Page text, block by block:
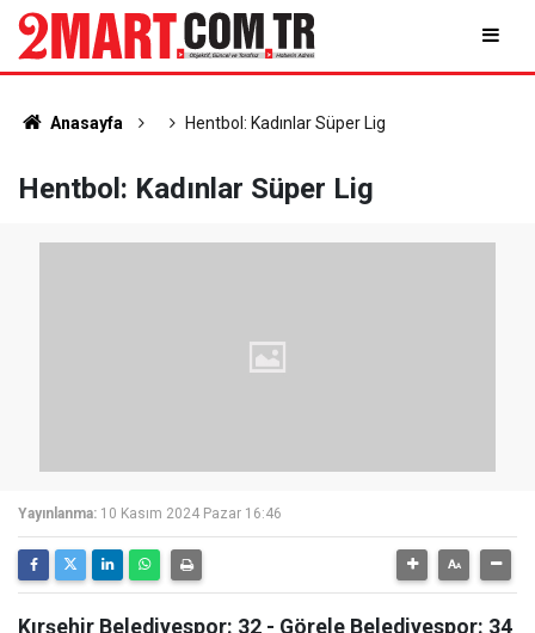
Anasayfa Hentbol: Kadınlar Süper Lig
Hentbol: Kadınlar Süper Lig
Yayınlanma: 10 Kasım 2024 Pazar 16:46
Kırşehir Belediyespor: 32 - Görele Belediyespor: 34